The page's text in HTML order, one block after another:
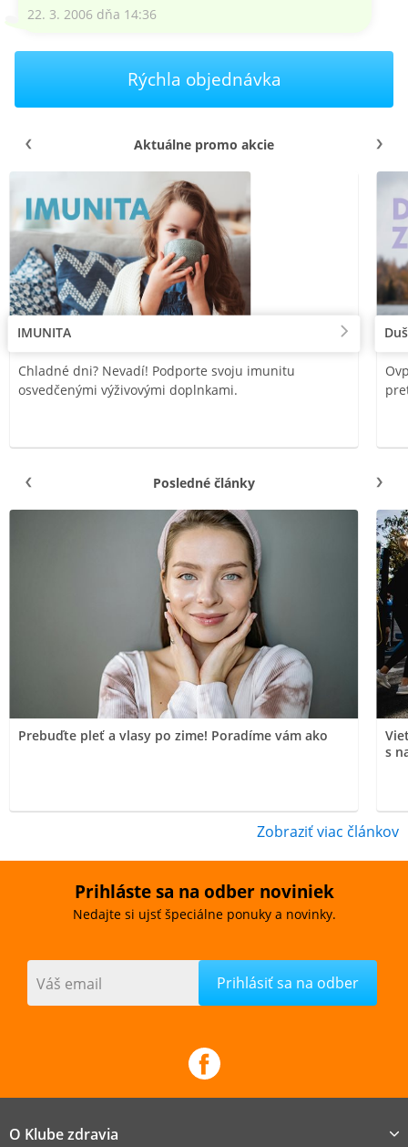
22. 3. 2006 dňa 14:36
Rýchla objednávka
Aktuálne promo akcie
IMUNITA
Chladné dni? Nevadí! Podporte svoju imunitu
osvedčenými výživovými doplnkami.
Posledné články
Prebuďte pleť a vlasy po zime! Poradíme vám ako
s
Zobraziť viac článkov
Prihláste sa na odber noviniek
Nedajte si ujsť špeciálne ponuky a novinky.
Váš email
O Klube zdravia